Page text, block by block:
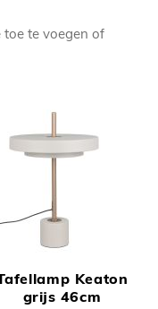
toe te voegen of
Keaton
grijs 46cm